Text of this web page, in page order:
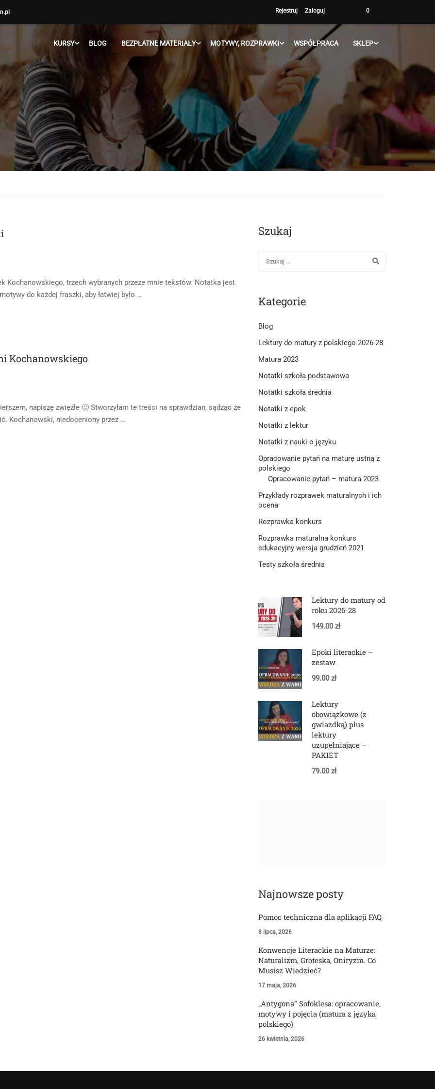
Rejestruj Zaloguj 0
KURSY BLOG BEZPŁATNE MATERIAŁY MOTYWY, ROZPRAWKI WSPÓŁPRACA SKLEP
Kochanowskiego, trzech wybranych przeze mnie tekstów. Notatka jest
do każdej fraszki, aby łatwiej było …
Kochanowskiego
napiszę zwięźle 🙂 Stworzyłam te treści na sprawdzian, sądząc że
Kochanowski, niedoceniony przez …
Szukaj
Kategorie
Blog
Lektury do matury z polskiego 2026-28
Matura 2023
Notatki szkoła podstawowa
Notatki szkoła średnia
Notatki z epok
Notatki z lektur
Notatki z nauki o języku
Opracowanie pytań na maturę ustną z
polskiego
Opracowanie pytań – matura 2023
Przykłady rozprawek maturalnych i ich
ocena
Rozprawka konkurs
Rozprawka maturalna konkurs
edukacyjny wersja grudzień 2021
Testy szkoła średnia
Lektury do matury od
roku 2026-28
149.00 zł
Epoki literackie –
zestaw
99.00 zł
Lektury
obowiązkowe (z
gwiazdką) plus
lektury
uzupełniające –
PAKIET
79.00 zł
Najnowsze posty
Pomoc techniczna dla aplikacji FAQ
8 lipca, 2026
Konwencje Literackie na Maturze:
Naturalizm, Groteska, Oniryzm. Co
Musisz Wiedzieć?
17 maja, 2026
„Antygona” Sofoklesa: opracowanie,
motywy i pojęcia (matura z języka
polskiego)
26 kwietnia, 2026